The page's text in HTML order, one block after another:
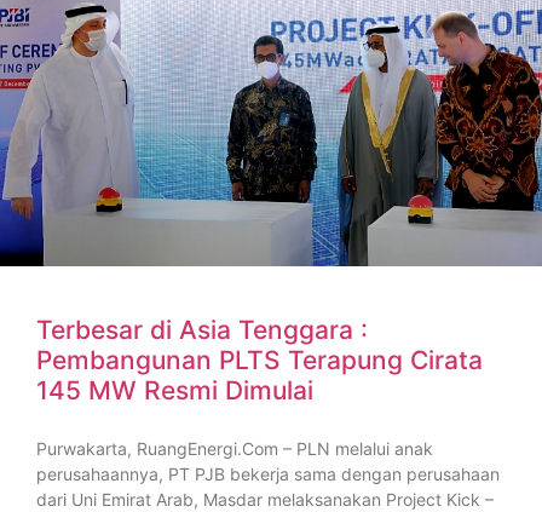
Terbesar di Asia Tenggara :
Pembangunan PLTS Terapung Cirata
145 MW Resmi Dimulai
Purwakarta, RuangEnergi.Com – PLN melalui anak
perusahaannya, PT PJB bekerja sama dengan perusahaan
dari Uni Emirat Arab, Masdar melaksanakan Project Kick –